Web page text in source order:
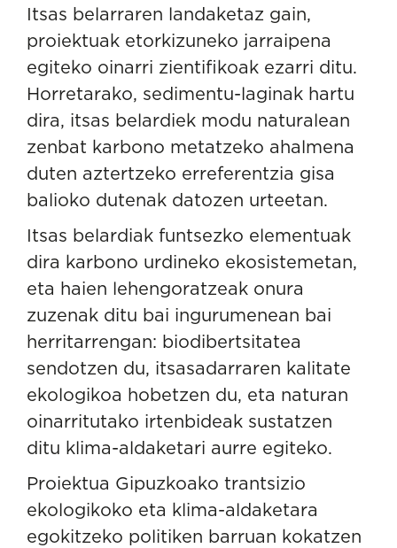
Itsas belarraren landaketaz gain,
proiektuak etorkizuneko jarraipena
egiteko oinarri zientifikoak ezarri ditu.
Horretarako, sedimentu-laginak hartu
dira, itsas belardiek modu naturalean
zenbat karbono metatzeko ahalmena
duten aztertzeko erreferentzia gisa
balioko dutenak datozen urteetan.
Itsas belardiak funtsezko elementuak
dira karbono urdineko ekosistemetan,
eta haien lehengoratzeak onura
zuzenak ditu bai ingurumenean bai
herritarrengan: biodibertsitatea
sendotzen du, itsasadarraren kalitate
ekologikoa hobetzen du, eta naturan
oinarritutako irtenbideak sustatzen
ditu klima-aldaketari aurre egiteko.
Proiektua Gipuzkoako trantsizio
ekologikoko eta klima-aldaketara
egokitzeko politiken barruan kokatzen